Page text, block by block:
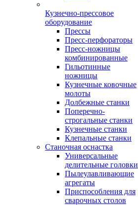
Кузнечно-прессовое
оборудование
Прессы
Пресс-перфораторы
Пресс-ножницы
комбинированные
Гильотинные
ножницы
Кузнечные ковочные
молоты
Долбежные станки
Поперечно-
строгальные станки
Кузнечные станки
Клепальные станки
Станочная оснастка
Универсальные
делительные головки
Пылеулавливающие
агрегаты
Приспособления для
сварочных столов